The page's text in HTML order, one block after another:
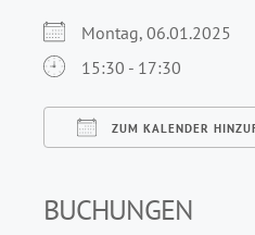
Montag, 06.01.2025
15:30 - 17:30
ZUM KALENDER
BUCHUNGEN